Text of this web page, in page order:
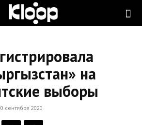
на
выборы
сентября 2020